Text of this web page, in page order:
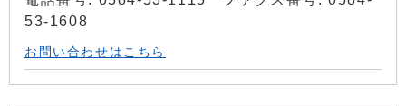
53-1608
お問い合わせはこちら